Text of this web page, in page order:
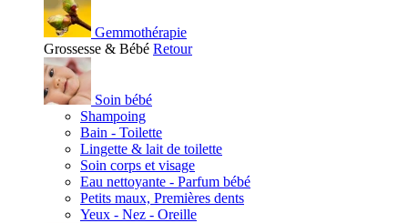
Gemmothérapie
Grossesse & Bébé Retour
Soin bébé
Shampoing
Bain - Toilette
Lingette & lait de toilette
Soin corps et visage
Eau nettoyante - Parfum bébé
Petits maux, Premières dents
Yeux - Nez - Oreille